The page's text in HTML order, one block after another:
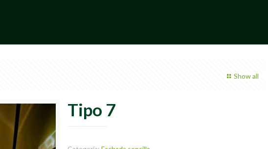
Show all
Tipo 7